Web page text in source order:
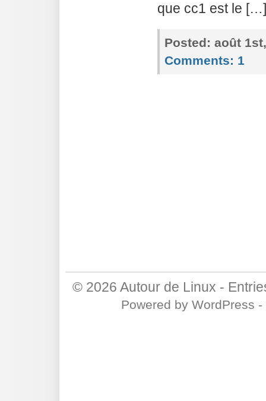
que cc1 est le […]
Posted: août
Comments: 1
© 2026 Autour de Linux -
Powered by WordPress -